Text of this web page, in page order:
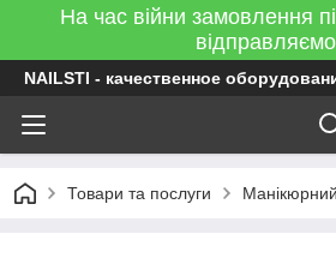
На час війни замовлення
NAILSTI - качественное
Товари та послуги